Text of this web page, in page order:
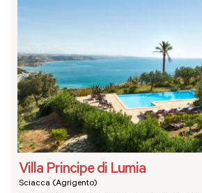
Villa Principe di Lumia
Sciacca (Agrigento)